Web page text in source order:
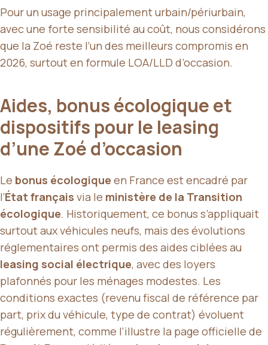
Pour un usage principalement urbain/périurbain,
avec une forte sensibilité au coût, nous considérons
que la Zoé reste l’un des meilleurs compromis en
2026, surtout en formule LOA/LLD d’occasion.
Aides, bonus écologique et
dispositifs pour le leasing
d’une Zoé d’occasion
Le bonus écologique en France est encadré par
l’État français via le ministère de la Transition
écologique. Historiquement, ce bonus s’appliquait
surtout aux véhicules neufs, mais des évolutions
réglementaires ont permis des aides ciblées au
leasing social électrique, avec des loyers
plafonnés pour les ménages modestes. Les
conditions exactes (revenu fiscal de référence par
part, prix du véhicule, type de contrat) évoluent
régulièrement, comme l’illustre la page officielle de